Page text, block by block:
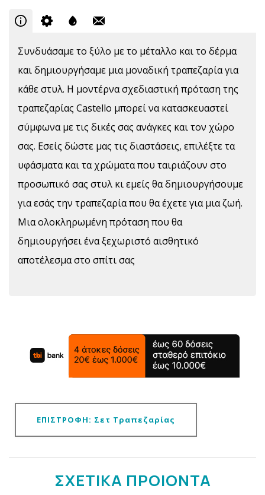
Συνδυάσαμε το ξύλο με το μέταλλο και το δέρμα
και δημιουργήσαμε μια μοναδική τραπεζαρία για
κάθε στυλ. Η μοντέρνα σχεδιαστική πρόταση της
τραπεζαρίας Castello μπορεί να κατασκευαστεί
σύμφωνα με τις δικές σας ανάγκες και τον χώρο
σας. Εσείς δώστε μας τις διαστάσεις, επιλέξτε τα
υφάσματα και τα χρώματα που ταιριάζουν στο
προσωπικό σας στυλ κι εμείς θα δημιουργήσουμε
για εσάς την τραπεζαρία που θα έχετε για μια ζωή.
Μια ολοκληρωμένη πρόταση που θα
δημιουργήσει ένα ξεχωριστό αισθητικό
αποτέλεσμα στο σπίτι σας
ΕΠΙΣΤΡΟΦΗ: Σετ Τραπεζαρίας
ΣΧΕΤΙΚΑ ΠΡΟΙΟΝΤΑ